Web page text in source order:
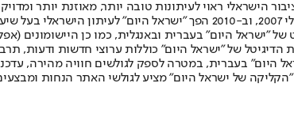
הישראלי ראוי לעיתונות טובה יותר, מאוזנת יותר
תשלום. המהדורה המודפסת הראשונה פורסמה ב-30 ביולי 2007,
הדיגיטל של "ישראל היום" כוללות ערוצי חדשות ודעות,
"ישראל היום" בעברית, במטרה לספק לגולשים חוויה
של ישראל היום" מציע לגולשי האתר הנחות